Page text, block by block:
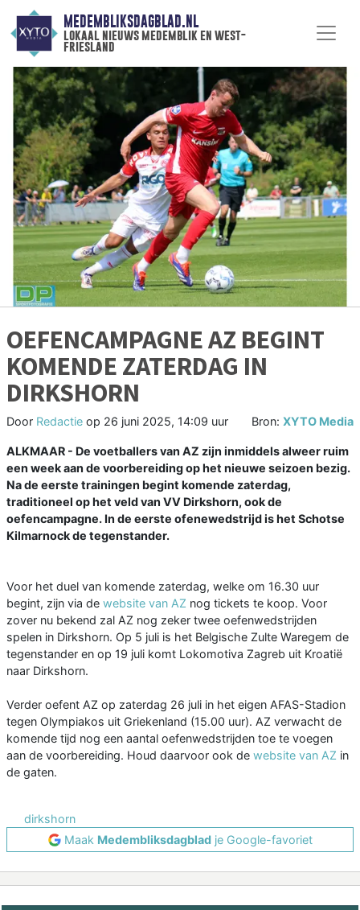
MEDEMBLIKSDAGBLAD.NL
lokaal nieuws medemblik en west-
friesland
OEFENCAMPAGNE AZ BEGINT
KOMENDE ZATERDAG IN
DIRKSHORN
Door Redactie op 26 juni 2025, 14:09 uur Bron: XYTO Media
ALKMAAR - De voetballers van AZ zijn inmiddels alweer ruim
een week aan de voorbereiding op het nieuwe seizoen bezig.
Na de eerste trainingen begint komende zaterdag,
traditioneel op het veld van VV Dirkshorn, ook de
oefencampagne. In de eerste ofenewedstrijd is het Schotse
Kilmarnock de tegenstander.
Voor het duel van komende zaterdag, welke om 16.30 uur
begint, zijn via de website van AZ nog tickets te koop. Voor
zover nu bekend zal AZ nog zeker twee oefenwedstrijden
spelen in Dirkshorn. Op 5 juli is het Belgische Zulte Waregem de
tegenstander en op 19 juli komt Lokomotiva Zagreb uit Kroatië
naar Dirkshorn.
Verder oefent AZ op zaterdag 26 juli in het eigen AFAS-Stadion
tegen Olympiakos uit Griekenland (15.00 uur). AZ verwacht de
komende tijd nog een aantal oefenwedstrijden toe te voegen
aan de voorbereiding. Houd daarvoor ook de website van AZ in
de gaten.
dirkshorn
Maak Medembliksdagbladje Google-favoriet